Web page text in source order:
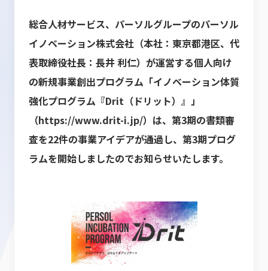
総合人材サービス、パーソルグループのパーソル
イノベーション株式会社（本社：東京都港区、代
表取締役社長：長井 利仁）が運営する個人向け
の新規事業創出プログラム「イノベーション体質
強化プログラム『Drit（ドリット）』」
（https://www.drit-i.jp/）は、第3期の書類審
査を22件の事業アイデアが通過し、第3期プログ
ラムを開始しましたのでお知らせいたします。